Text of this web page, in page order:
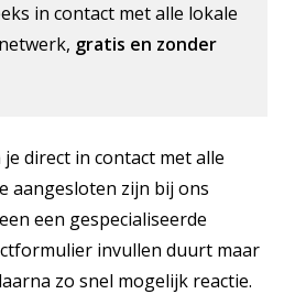
in contact met alle lokale
gratis en zonder
direct in contact met alle
aangesloten zijn bij ons
een gespecialiseerde
invullen duurt maar
zo snel mogelijk reactie.